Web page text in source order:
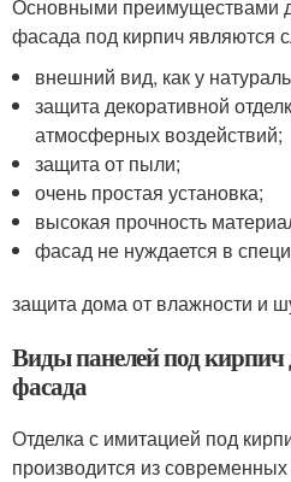
Основными преимуществами
фасада под кирпич являются
внешний вид, как у
защита декоративной
атмосферных воздействий;
защита от пыли;
очень простая установка;
высокая прочность
фасад не нуждается в
защита дома от влажности и
Виды панелей под
фасада
Отделка с имитацией под
производится из